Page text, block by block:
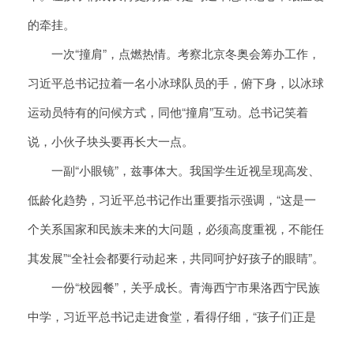
的牵挂。
一次“撞肩”，点燃热情。考察北京冬奥会筹办工作，
习近平总书记拉着一名小冰球队员的手，俯下身，以冰球
运动员特有的问候方式，同他“撞肩”互动。总书记笑着
说，小伙子块头要再长大一点。
一副“小眼镜”，兹事体大。我国学生近视呈现高发、
低龄化趋势，习近平总书记作出重要指示强调，“这是一
个关系国家和民族未来的大问题，必须高度重视，不能任
其发展”“全社会都要行动起来，共同呵护好孩子的眼睛”。
一份“校园餐”，关乎成长。青海西宁市果洛西宁民族
中学，习近平总书记走进食堂，看得仔细，“孩子们正是